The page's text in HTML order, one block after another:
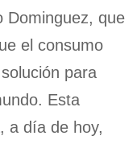
Dominguez, que
el consumo
para
Esta
a día de hoy,